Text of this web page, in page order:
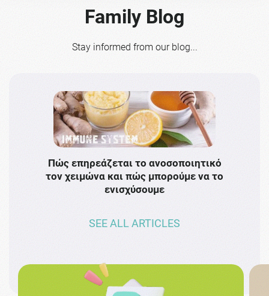
Family Blog
Stay informed from our blog...
Πώς επηρεάζεται το ανοσοποιητικό
τον χειμώνα και πώς μπορούμε να το
ενισχύσουμε
SEE ALL ARTICLES